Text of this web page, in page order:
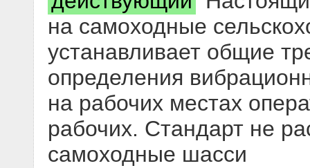
на самоходные
устанавливает общие
определения
на рабочих местах
рабочих. Стандарт не
самоходные шасси